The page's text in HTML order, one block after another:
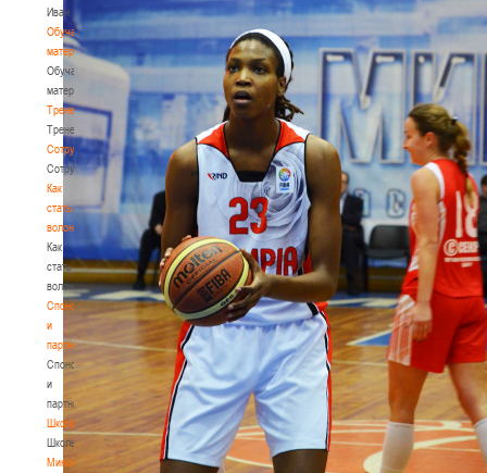
Иван
Обучающие
материалы
Обучающие
материалы
Тренерам
Тренерам
Сотрудничество
Сотрудничество
Как
стать
волонтером
Как
стать
волонтером
Спонсоры
и
партнеры
Спонсоры
и
партнеры
Школы
Школы
Минск